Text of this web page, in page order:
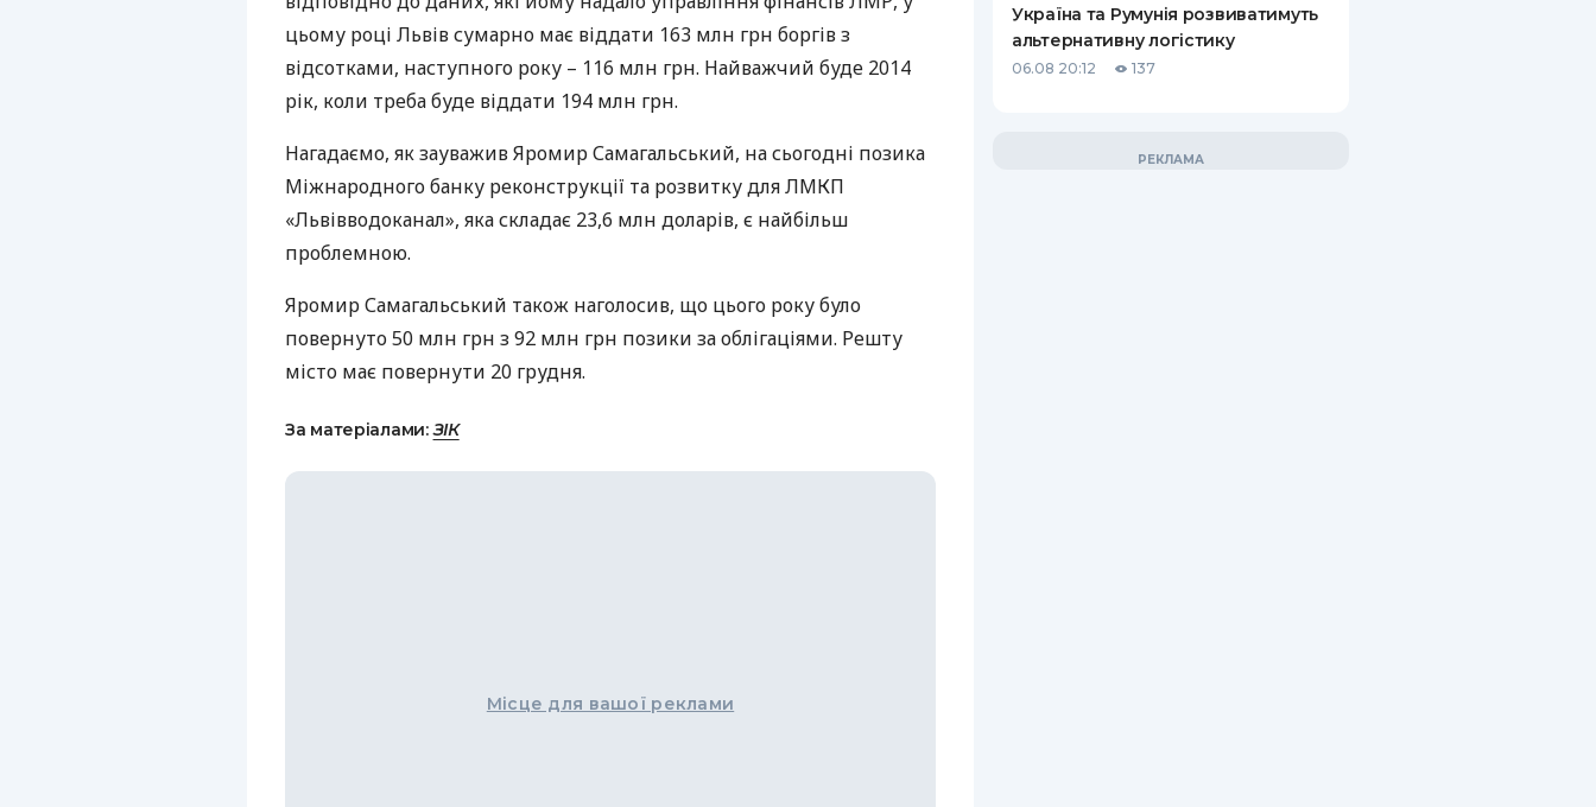
цьому році Львів сумарно має віддати 163 млн грн боргів з
відсотками, наступного року – 116 млн грн. Найважчий буде 2014
рік, коли треба буде віддати 194 млн грн.
Нагадаємо, як зауважив Яромир Самагальський, на сьогодні позика
Міжнародного банку реконструкції та розвитку дляЛМКП
«Львівводоканал», яка складає 23,6 млн доларів, є найбільш
проблемною.
Яромир Самагальський також наголосив, що цього року було
повернуто 50 млн грн з 92 млн грн позики за облігаціями. Решту
місто має повернути 20 грудня.
За матеріалами:ЗІК
Місце для вашої реклами
Україна та Румунія розвиватимуть
альтернативну логістику
06.08 20:12 137